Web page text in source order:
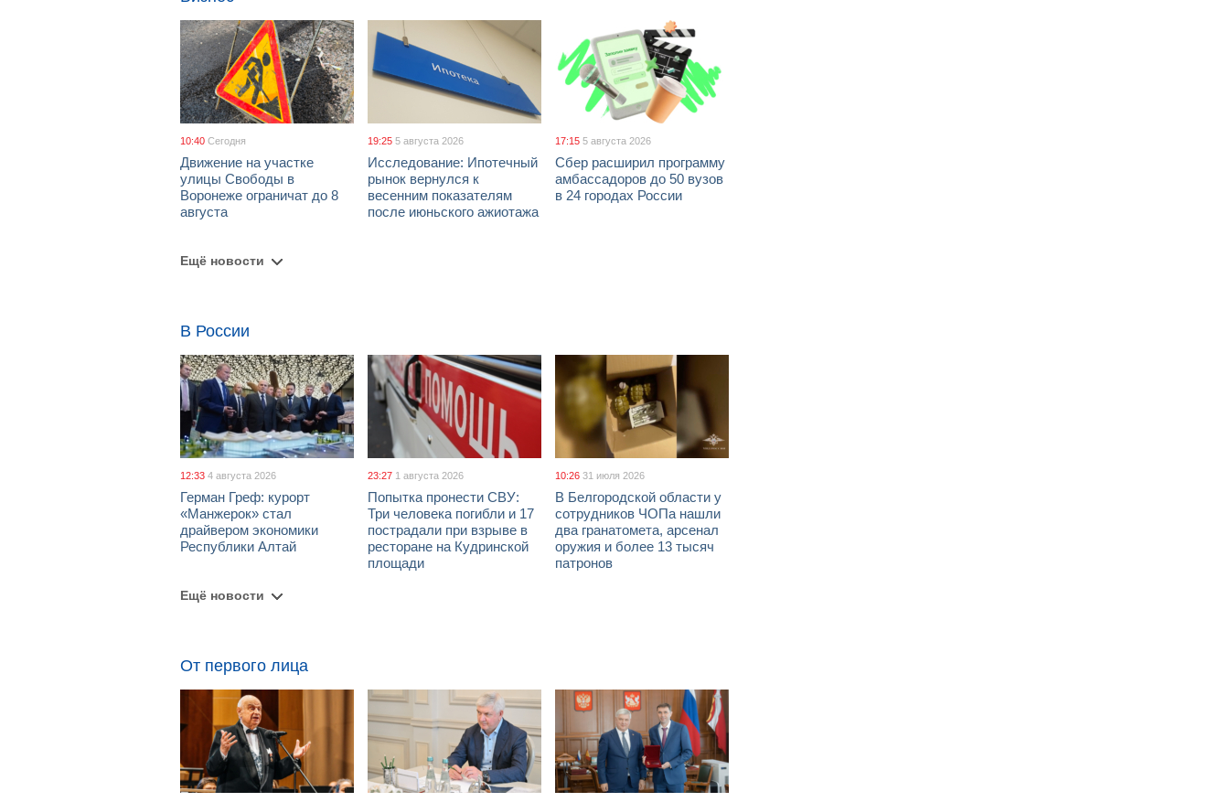
10:40 Сегодня
Движение на участке
улицы Свободы в
Воронеже ограничат до 8
августа
19:25 5 августа 2026
Исследование: Ипотечный
рынок вернулся к
весенним показателям
после июньского ажиотажа
17:15 5 августа 2026
Сбер расширил программу
амбассадоров до 50 вузов
в 24 городах России
Ещё новости
В России
12:33 4 августа 2026
Герман Греф: курорт
«Манжерок» стал
драйвером экономики
Республики Алтай
23:27 1 августа 2026
Попытка пронести СВУ:
Три человека погибли и 17
пострадали при взрыве в
ресторане на Кудринской
площади
10:26 31 июля 2026
В Белгородской области у
сотрудников ЧОПа нашли
два гранатомета, арсенал
оружия и более 13 тысяч
патронов
Ещё новости
От первого лица